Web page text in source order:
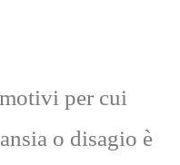
per cui
o disagio è